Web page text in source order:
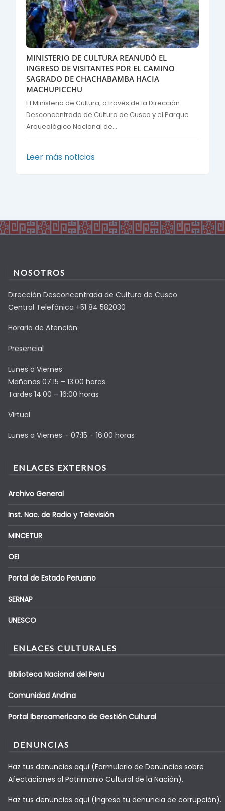
MINISTERIO DE CULTURA REANUDÓ EL
INGRESO DE VISITANTES POR EL CAMINO
SAGRADO DE CHACHABAMBA HACIA
MACHUPICCHU
El Ministerio de Cultura, a través de la Dirección
Desconcentrada de Cultura de Cusco y el Parque
Arqueológico Nacional de...
Leer más noticias
NOSOTROS
Dirección Desconcentrada de Cultura de Cusco
Central Telefónica +51 84 582030
Horario de Atención:
Presencial
Lunes a Viernes
Mañanas 07:15 – 13:00 horas
Tardes 14:00 – 16:00 horas
Virtual
Lunes a Viernes – 07:15 – 16:00 horas
ENLACES EXTERNOS
Archivo General
Inst. Nac. de Radio y Televisión
MINCETUR
OEI
Portal de Estado Peruano
SERNAP
UNESCO
ENLACES CULTURALES
Biblioteca Nacional del Peru
Comunidad Andina
Portal Iberoamericano de Gestión Cultural
DENUNCIAS
Haz tus denuncias aqui (Formulario de Denuncias sobre
Afectaciones al Patrimonio Cultural de la Nación).
Haz tus denuncias aqui (Ingresa tu denuncia de corrupción).